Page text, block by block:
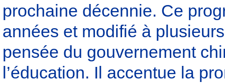
prochaine décennie. Ce
années et modifié à
pensée du gouvernement
l’éducation. Il accentue la